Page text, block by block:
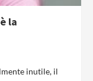
la
inutile, il